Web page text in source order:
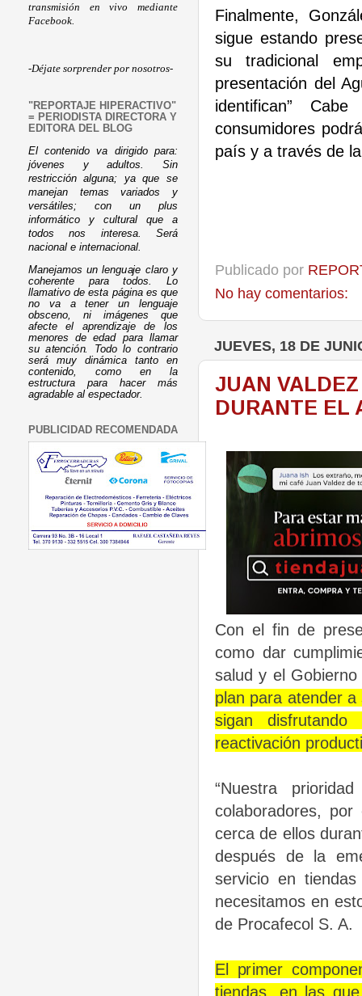
Finalmente,
sigue estando
su tradicional
presentación del
identifican”
consumidores
país y a través de
Publicado por
No hay comentarios:
JUEVES, 18 DE
JUAN
DURANTE EL
Con el fin de
como dar
salud y el
plan para atender
sigan
reactivación
“Nuestra
colaboradores,
cerca de ellos
después de la
servicio en
necesitamos en
de Procafecol S. A.
El primer
tiendas, en las
transmisión en vivo mediante
Facebook.
-Déjate sorprender por nosotros-
"REPORTAJE HIPERACTIVO"
= PERIODISTA DIRECTORA Y
EDITORA DEL BLOG
El contenido va dirigido para:
jóvenes y adultos. Sin
restricción alguna; ya que se
manejan temas variados y
versátiles; con un plus
informático y cultural que a
todos nos interesa. Será
nacional e internacional.
Manejamos un lenguaje claro y
coherente para todos. Lo
llamativo de esta página es que
no va a tener un lenguaje
obsceno, ni imágenes que
afecte el aprendizaje de los
menores de edad para llamar
su atención. Todo lo contrario
será muy dinámica tanto en
contenido, como en la
estructura para hacer más
agradable al espectador.
PUBLICIDAD RECOMENDADA